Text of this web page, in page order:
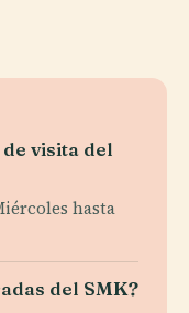
visita del
hasta
del SMK?